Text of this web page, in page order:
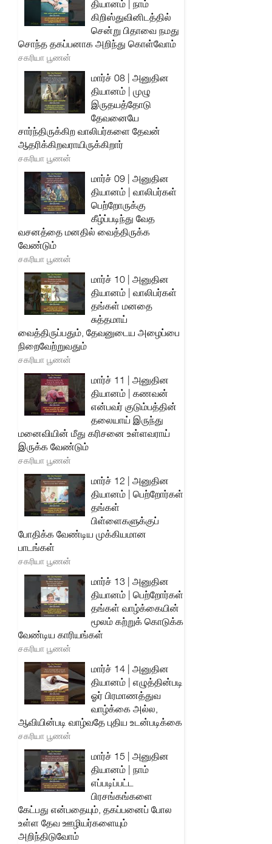
தியானம் | நாம்
கிறிஸ்துவினிடத்தில்
சென்று பிதாவை நமது
சொந்த தகப்பனாக அறிந்து கொள்வோம்
சகரியா பூணன்
மார்ச் 08 | அனுதின
தியானம் | முழு
இருதயத்தோடு
தேவனையே
சார்ந்திருக்கிற வாலிபர்களை தேவன்
ஆதரிக்கிறவராயிருக்கிறார்
சகரியா பூணன்
மார்ச் 09 | அனுதின
தியானம் | வாலிபர்கள்
பெற்றோருக்கு
கீழ்ப்படிந்து வேத
வசனத்தை மனதில் வைத்திருக்க
வேண்டும்
சகரியா பூணன்
மார்ச் 10 | அனுதின
தியானம் | வாலிபர்கள்
தங்கள் மனதை
சுத்தமாய்
வைத்திருப்பதும், தேவனுடைய அழைப்பை
நிறைவேற்றுவதும்
சகரியா பூணன்
மார்ச் 11 | அனுதின
தியானம் | கணவன்
என்பவர் குடும்பத்தின்
தலையாய் இருந்து
மனைவியின் மீது கரிசனை உள்ளவராய்
இருக்க வேண்டும்
சகரியா பூணன்
மார்ச் 12 | அனுதின
தியானம் | பெற்றோர்கள்
தங்கள்
பிள்ளைகளுக்குப்
போதிக்க வேண்டிய முக்கியமான
பாடங்கள்
சகரியா பூணன்
மார்ச் 13 | அனுதின
தியானம் | பெற்றோர்கள்
தங்கள் வாழ்க்கையின்
மூலம் கற்றுக் கொடுக்க
வேண்டிய காரியங்கள்
சகரியா பூணன்
மார்ச் 14 | அனுதின
தியானம் | எழுத்தின்படி
ஓர் பிரமாணத்துவ
வாழ்க்கை அல்ல,
ஆவியின்படி வாழ்வதே புதிய உடன்படிக்கை
சகரியா பூணன்
மார்ச் 15 | அனுதின
தியானம் | நாம்
எப்படிப்பட்ட
பிரசங்கங்களை
கேட்பது என்பதையும், தகப்பனைப் போல
உள்ள தேவ ஊழியர்களையும்
அறிந்திடுவோம்